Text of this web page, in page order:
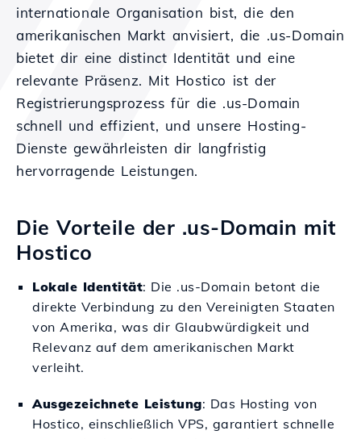
internationale Organisation bist, die den
amerikanischen Markt anvisiert, die .us-Domain
bietet dir eine distinct Identität und eine
relevante Präsenz. Mit Hostico ist der
Registrierungsprozess für die .us-Domain
schnell und effizient, und unsere Hosting-
Dienste gewährleisten dir langfristig
hervorragende Leistungen.
Die Vorteile der .us-Domain mit
Hostico
Lokale Identität: Die .us-Domain betont die
direkte Verbindung zu den Vereinigten Staaten
von Amerika, was dir Glaubwürdigkeit und
Relevanz auf dem amerikanischen Markt
verleiht.
Ausgezeichnete Leistung: Das Hosting von
Hostico, einschließlich VPS, garantiert schnelle